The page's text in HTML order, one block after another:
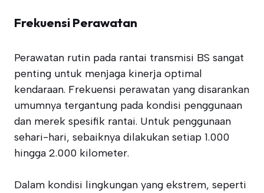
Frekuensi Perawatan
Perawatan rutin pada rantai transmisi BS sangat
penting untuk menjaga kinerja optimal
kendaraan. Frekuensi perawatan yang disarankan
umumnya tergantung pada kondisi penggunaan
dan merek spesifik rantai. Untuk penggunaan
sehari-hari, sebaiknya dilakukan setiap 1.000
hingga 2.000 kilometer.
Dalam kondisi lingkungan yang ekstrem, seperti